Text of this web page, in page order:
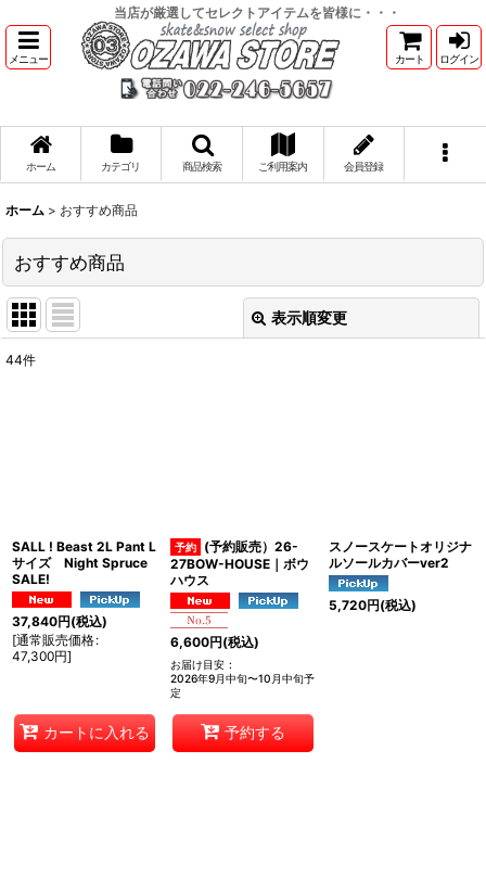
当店が厳選してセレクトアイテムを皆様に・・・
メニュー カート ログイン
ホーム カテゴリ 商品検索 ご利用案内 会員登録
ホーム > おすすめ商品
おすすめ商品
表示順変更
44件
SALL ! Beast 2L Pant L
サイズ Night Spruce
SALE!
37,840円(税込)
[通常販売価格:
47,300円]
カートに入れる
(予約販売）26-
27BOW-HOUSE｜ボウ
ハウス
6,600円(税込)
お届け目安 :
2026年9月中旬〜10月中旬予
定
予約する
スノースケートオリジナ
ルソールカバーver2
5,720円(税込)